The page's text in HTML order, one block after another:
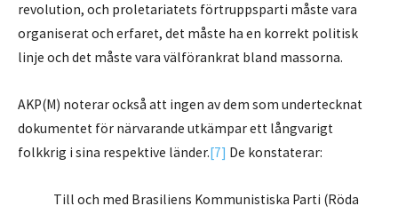
revolution, och proletariatets förtruppsparti måste vara
organiserat och erfaret, det måste ha en korrekt politisk
linje och det måste vara välförankrat bland massorna.
AKP(M) noterar också att ingen av dem som undertecknat
dokumentet för närvarande utkämpar ett långvarigt
folkkrig i sina respektive länder.[7] De konstaterar:
Till och med Brasiliens Kommunistiska Parti (Röda